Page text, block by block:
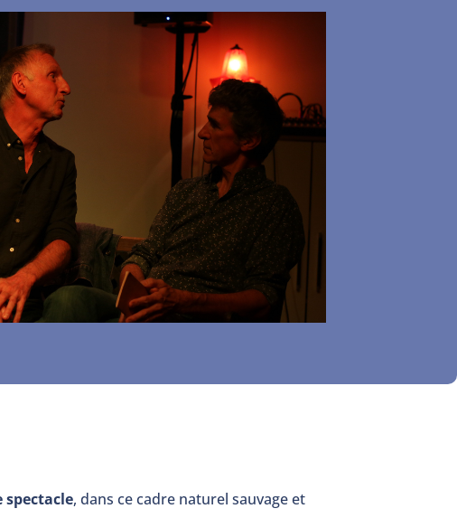
spectacle, dans ce cadre naturel sauvage et